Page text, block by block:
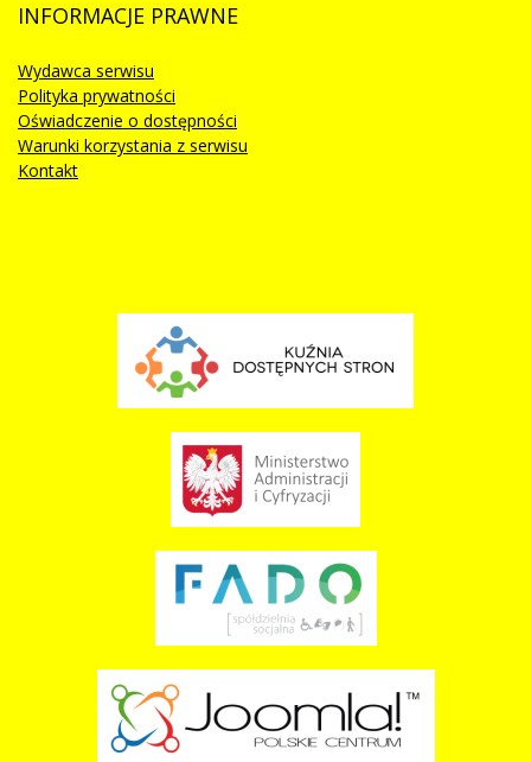
INFORMACJE PRAWNE
Wydawca serwisu
Polityka prywatności
Oświadczenie o dostępności
Warunki korzystania z serwisu
Kontakt